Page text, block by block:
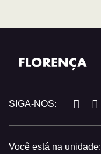
SIGA-NOS:
Você está na unidade: